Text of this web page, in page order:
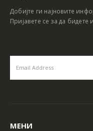
Добијте ги најновите
Пријавете се за да бидете
МЕНИ